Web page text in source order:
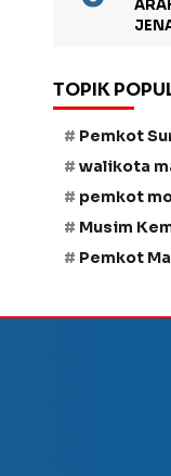
TOPIK
Pemkot
walikota
pemkot
Musim
Pemkot